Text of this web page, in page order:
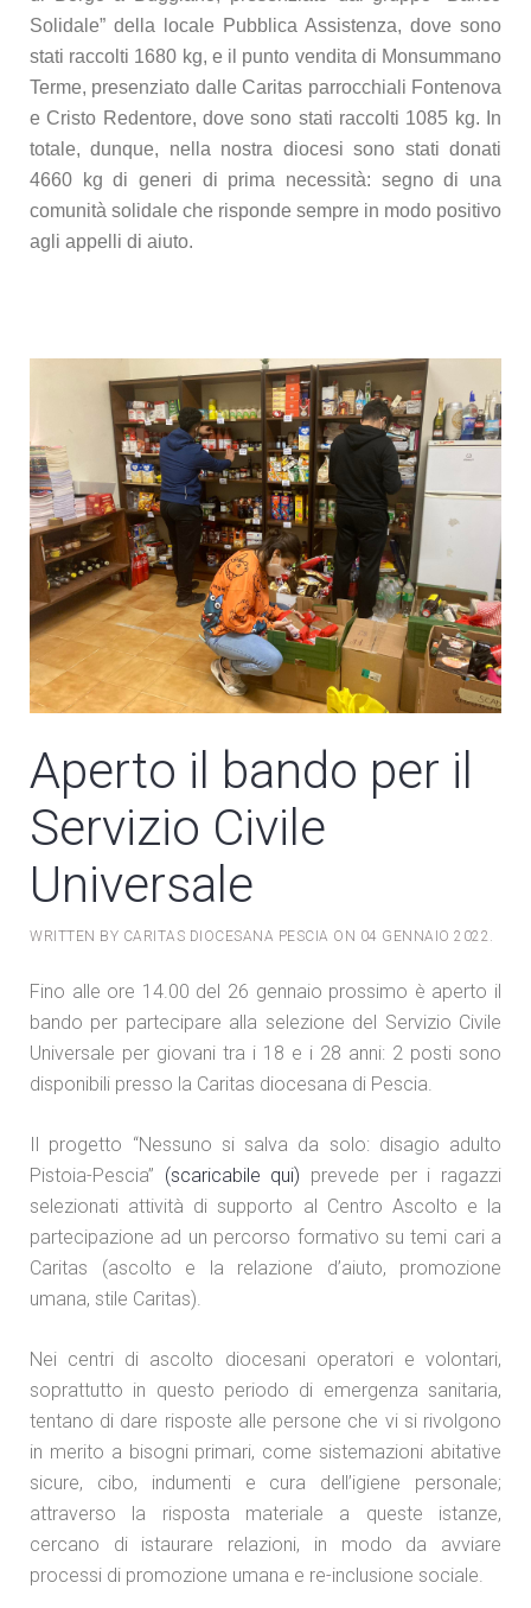
Solidale” della locale Pubblica Assistenza, dove sono
stati raccolti 1680 kg, e il punto vendita di Monsummano
Terme, presenziato dalle Caritas parrocchiali Fontenova
e Cristo Redentore, dove sono stati raccolti 1085 kg. In
totale, dunque, nella nostra diocesi sono stati donati
4660 kg di generi di prima necessità: segno di una
comunità solidale che risponde sempre in modo positivo
agli appelli di aiuto.
Aperto il bando per il
Servizio Civile
Universale
WRITTEN BY CARITAS DIOCESANA PESCIA ON 04 GENNAIO 2022
Fino alle ore 14.00 del 26 gennaio prossimo è aperto il
bando per partecipare alla selezione del Servizio Civile
Universale per giovani tra i 18 e i 28 anni: 2 posti sono
disponibili presso la Caritas diocesana di Pescia.
Il progetto “Nessuno si salva da solo: disagio adulto
Pistoia-Pescia” (scaricabile qui) prevede per i ragazzi
selezionati attività di supporto al Centro Ascolto e la
partecipazione ad un percorso formativo su temi cari a
Caritas (ascolto e la relazione d’aiuto, promozione
umana, stile Caritas).
Nei centri di ascolto diocesani operatori e volontari,
soprattutto in questo periodo di emergenza sanitaria,
tentano di dare risposte alle persone che vi si rivolgono
in merito a bisogni primari, come sistemazioni abitative
sicure, cibo, indumenti e cura dell’igiene personale;
attraverso la risposta materiale a queste istanze,
cercano di istaurare relazioni, in modo da avviare
processi di promozione umana e re-inclusione sociale.